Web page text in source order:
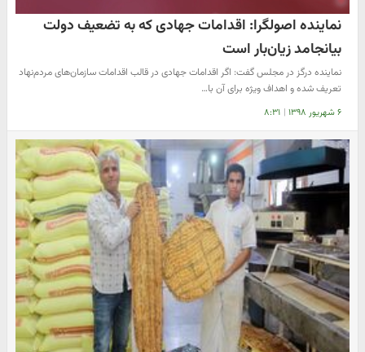
نماینده اصولگرا: اقدامات جهادی که به تضعیف دولت
بیانجامد زیان‌بار است
نماینده درگز در مجلس گفت: اگر اقدامات جهادی در قالب اقدامات سازمان‌های مردم‌نهاد
تعریف شده و اهداف ویژه برای آن با…
۶ شهریور ۱۳۹۸ | ۸:۳۱